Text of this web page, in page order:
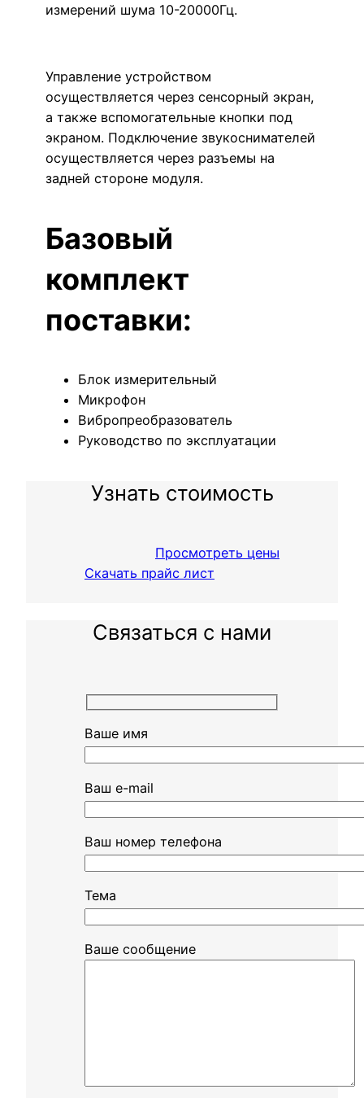
измерений шума 10-20000Гц.
Управление устройством
осуществляется через сенсорный экран,
а также вспомогательные кнопки под
экраном. Подключение звукоснимателей
осуществляется через разъемы на
задней стороне модуля.
Базовый
комплект
поставки:
Блок измерительный
Микрофон
Вибропреобразователь
Руководство по эксплуатации
Узнать стоимость
Просмотреть цены
Скачать прайс лист
Связаться с нами
Ваше имя
Ваш e-mail
Ваш номер телефона
Тема
Ваше сообщение